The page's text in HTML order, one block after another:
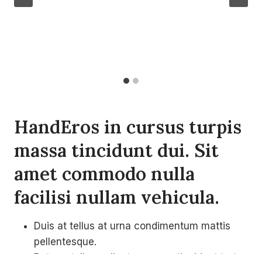
HandEros in cursus turpis
massa tincidunt dui. Sit
amet commodo nulla
facilisi nullam vehicula.
Duis at tellus at urna condimentum mattis
pellentesque.